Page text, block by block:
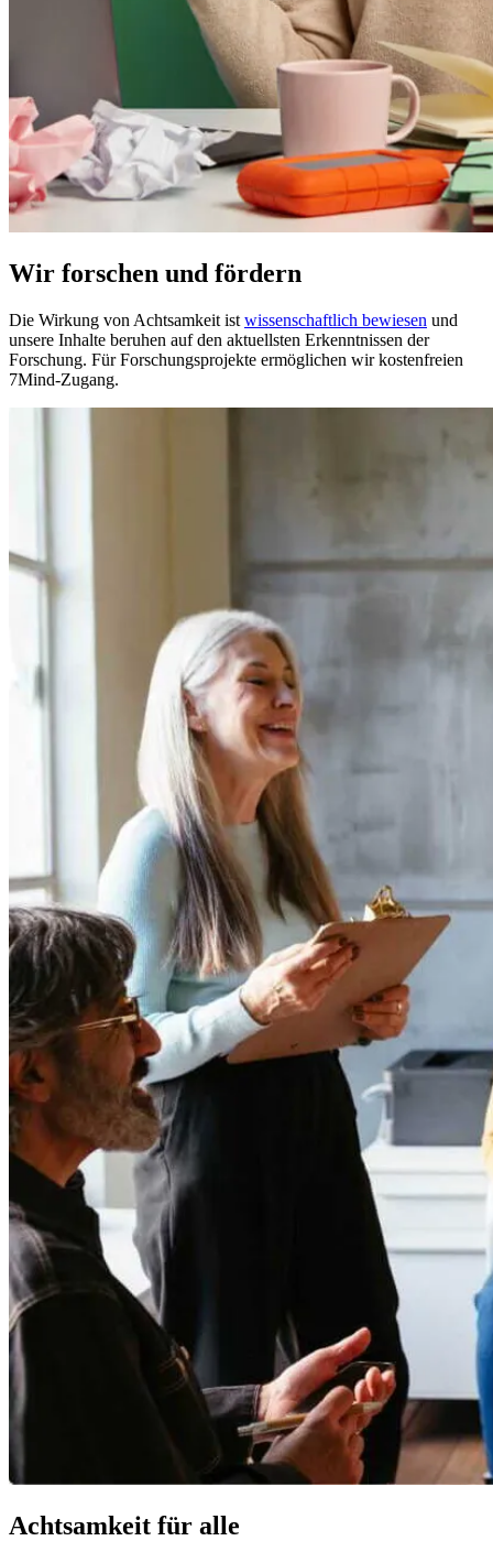
Wir forschen und fördern
Die Wirkung von Achtsamkeit ist wissenschaftlich bewiesen und
unsere Inhalte beruhen auf den aktuellsten Erkenntnissen der
Forschung. Für Forschungsprojekte ermöglichen wir kostenfreien
7Mind-Zugang.
Achtsamkeit für alle